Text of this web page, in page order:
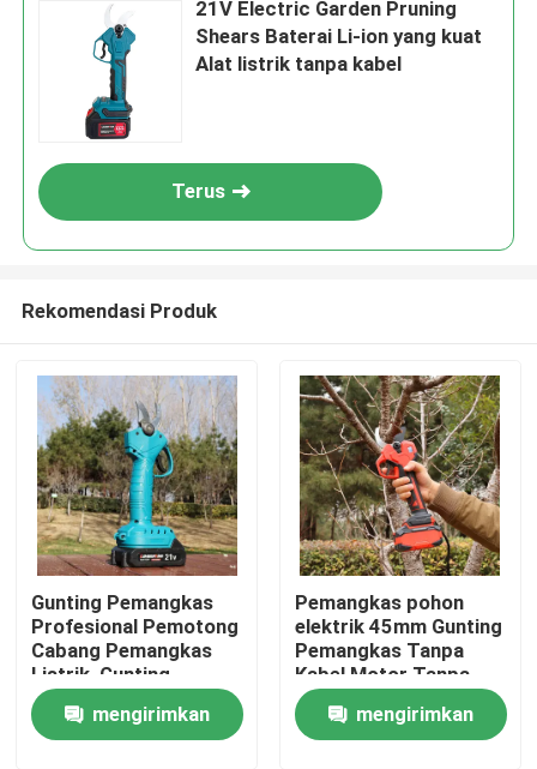
Kirimkan
Rumah
Produk
21V Electric Garden Pruning
Shears Baterai Li-ion yang kuat
Alat listrik tanpa kabel
Terus
Rekomendasi Produk
Gunting Pemangkas
Profesional Pemotong
Cabang Pemangkas
Listrik, Gunting
Pemangkas Tanpa
Kabel 25V Tanpa Sikat
mengirimkan
Pemangkas pohon
elektrik 45mm Gunting
Pemangkas Tanpa
Kabel Motor Tanpa
Sikat untuk
Penggunaan di Kebun
mengirimkan